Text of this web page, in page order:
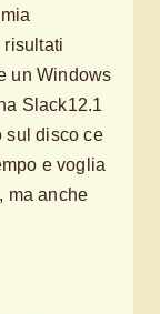
risultati
un Windows
Slack12.1
sul disco ce
e voglia
ma anche